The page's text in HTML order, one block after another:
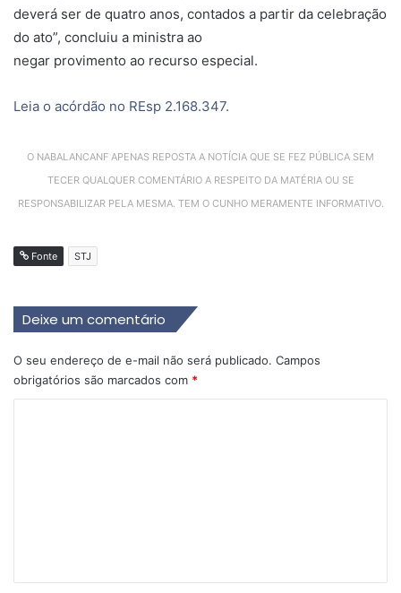
deverá ser de quatro anos, contados a partir da celebração
do ato”, concluiu a ministra ao
negar provimento ao recurso especial.
Leia o acórdão no REsp 2.168.347.
O NABALANCANF APENAS REPOSTA A NOTÍCIA QUE SE FEZ PÚBLICA SEM
TECER QUALQUER COMENTÁRIO A RESPEITO DA MATÉRIA OU SE
RESPONSABILIZAR PELA MESMA. TEM O CUNHO MERAMENTE INFORMATIVO.
Fonte STJ
Deixe um comentário
O seu endereço de e-mail não será publicado. Campos
obrigatórios são marcados com *